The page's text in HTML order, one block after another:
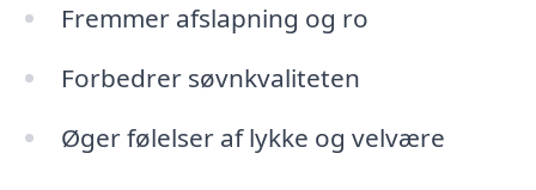
Fremmer afslapning og ro
Forbedrer søvnkvaliteten
Øger følelser af lykke og velvære